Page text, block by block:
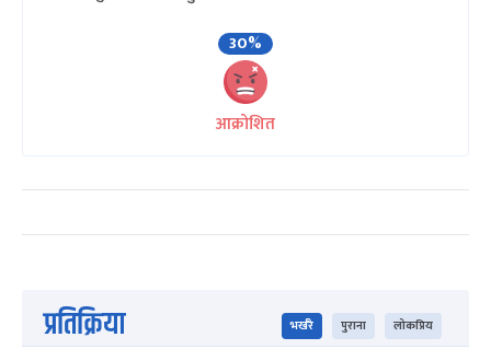
30%
आक्रोशित
प्रतिक्रिया भर्खरै पुराना लोकप्रिय